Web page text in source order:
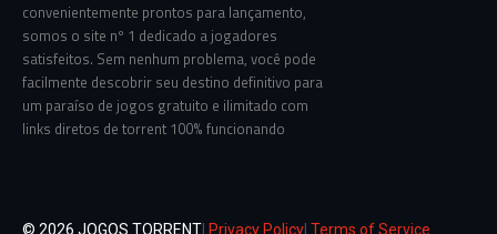
convenientemente prontos para lançamento,
somos o site nº 1 dedicado a jogadores
satisfeitos. Sem nenhum problema, você pode
facilmente descobrir seu destino definitivo para
um paraíso de jogos gratuito e ilimitado com
links diretos de torrent 100% funcionando
© 2026 JOGOS TORRENT Privacy Policy Terms of Service